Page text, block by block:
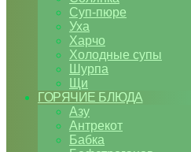
Суп-пюре
Уха
Харчо
Холодные супы
Шурпа
Щи
ГОРЯЧИЕ БЛЮДА
Азу
Антрекот
Бабка